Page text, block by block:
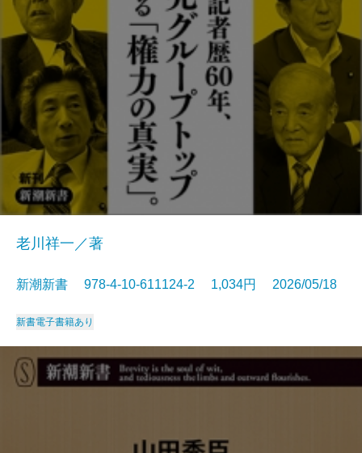
老川祥一／著
新潮新書 978-4-10-611124-2 1,034円 2026/05/18
新書電子書籍あり